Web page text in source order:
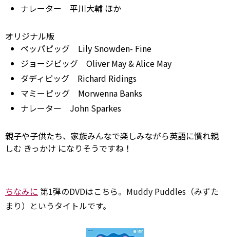
ナレーター 平川大輔 ほか
オリジナル版
ペッパピッグ Lily Snowden- Fine
ジョージピッグ OliverMay& Alice May
ダディピッグ Richard Ridings
マミーピッグ Morwenna Banks
ナレーター John Sparkes
親子や子供たち、家族みんなで楽しみながら英語に慣れ親
しむ きっかけ になりそうですね！
ちなみに 第1弾のDVDはこちら。Muddy Puddles（みずた
まり）というタイトルです。